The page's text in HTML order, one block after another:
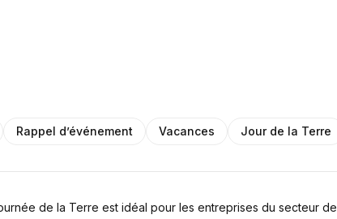
Rappel d’événement Vacances Jour de la Terre
de la Terre est idéal pour les entreprises du secteur